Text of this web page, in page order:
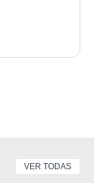
VER TODAS